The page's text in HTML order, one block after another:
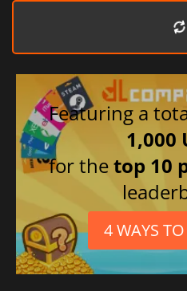
Featuring a
1,000
for thetop 10
4 WAYS